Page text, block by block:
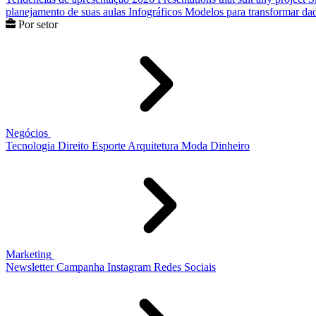
planejamento de suas aulas Infográficos Modelos para transformar
Por setor
Negócios
Tecnologia Direito Esporte Arquitetura Moda Dinheiro
Marketing
Newsletter Campanha Instagram Redes Sociais